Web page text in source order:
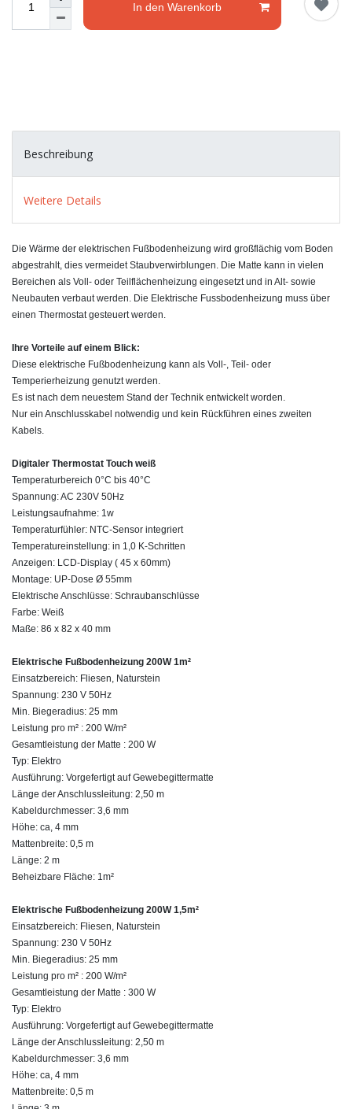
In den Warenkorb
Beschreibung
Weitere Details
Die Wärme der elektrischen Fußbodenheizung wird großflächig vom Boden
abgestrahlt, dies vermeidet Staubverwirblungen. Die Matte kann in vielen
Bereichen als Voll- oder Teilflächenheizung eingesetzt und in Alt- sowie
Neubauten verbaut werden. Die Elektrische Fussbodenheizung muss über
einen Thermostat gesteuert werden.
Ihre Vorteile auf einem Blick:
Diese elektrische Fußbodenheizung kann als Voll-, Teil- oder
Temperierheizung genutzt werden.
Es ist nach dem neuestem Stand der Technik entwickelt worden.
Nur ein Anschlusskabel notwendig und kein Rückführen eines zweiten
Kabels.
Digitaler Thermostat Touch weiß
Temperaturbereich 0°C bis 40°C
Spannung: AC 230V 50Hz
Leistungsaufnahme: 1w
Temperaturfühler: NTC-Sensor integriert
Temperatureinstellung: in 1,0 K-Schritten
Anzeigen: LCD-Display ( 45 x 60mm)
Montage: UP-Dose Ø 55mm
Elektrische Anschlüsse: Schraubanschlüsse
Farbe: Weiß
Maße: 86 x 82 x 40 mm
Elektrische Fußbodenheizung 200W 1m²
Einsatzbereich: Fliesen, Naturstein
Spannung: 230 V 50Hz
Min. Biegeradius: 25 mm
Leistung pro m² : 200 W/m²
Gesamtleistung der Matte : 200 W
Typ: Elektro
Ausführung: Vorgefertigt auf Gewebegittermatte
Länge der Anschlussleitung: 2,50 m
Kabeldurchmesser: 3,6 mm
Höhe: ca, 4 mm
Mattenbreite: 0,5 m
Länge: 2 m
Beheizbare Fläche: 1m²
Elektrische Fußbodenheizung 200W 1,5m²
Einsatzbereich: Fliesen, Naturstein
Spannung: 230 V 50Hz
Min. Biegeradius: 25 mm
Leistung pro m² : 200 W/m²
Gesamtleistung der Matte : 300 W
Typ: Elektro
Ausführung: Vorgefertigt auf Gewebegittermatte
Länge der Anschlussleitung: 2,50 m
Kabeldurchmesser: 3,6 mm
Höhe: ca, 4 mm
Mattenbreite: 0,5 m